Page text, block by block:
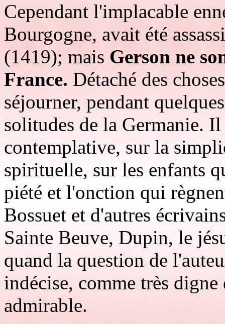
Cependant l'implacable
Bourgogne, avait été
(1419); mais Gerson ne
France. Détaché des
séjourner, pendant
solitudes de la Germanie.
contemplative, sur la
spirituelle, sur les enfants
piété et l'onction qui
Bossuet et d'autres
Sainte Beuve, Dupin, le
quand la question de
indécise, comme très
admirable.